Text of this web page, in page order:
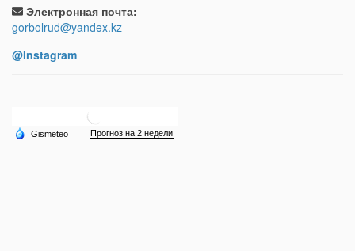
Электронная почта:
gorbolrud@yandex.kz
@Instagram